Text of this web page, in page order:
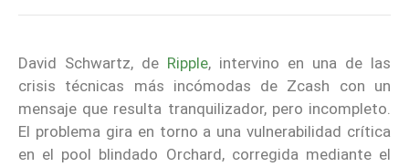
David Schwartz, de Ripple, intervino en una de las
crisis técnicas más incómodas de Zcash con un
mensaje que resulta tranquilizador, pero incompleto.
El problema gira en torno a una vulnerabilidad crítica
en el pool blindado Orchard, corregida mediante el